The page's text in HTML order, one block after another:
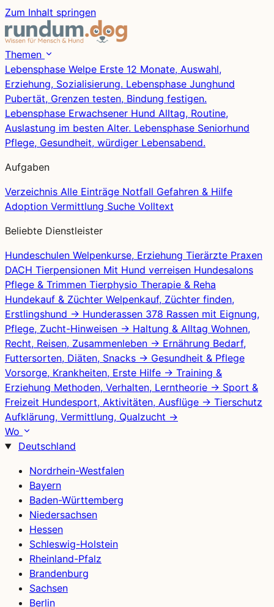
Zum Inhalt springen
Themen
Lebensphase Welpe Erste 12 Monate, Auswahl,
Erziehung, Sozialisierung. Lebensphase Junghund
Pubertät, Grenzen testen, Bindung festigen.
Lebensphase Erwachsener Hund Alltag, Routine,
Auslastung im besten Alter. Lebensphase Seniorhund
Pflege, Gesundheit, würdiger Lebensabend.
Aufgaben
Verzeichnis Alle Einträge Notfall Gefahren & Hilfe
Adoption Vermittlung Suche Volltext
Beliebte Dienstleister
Hundeschulen Welpenkurse, Erziehung Tierärzte Praxen
DACH Tierpensionen Mit Hund verreisen Hundesalons
Pflege & Trimmen Tierphysio Therapie & Reha
Hundekauf & Züchter Welpenkauf, Züchter finden,
Erstlingshund → Hunderassen 378 Rassen mit Eignung,
Pflege, Zucht-Hinweisen → Haltung & Alltag Wohnen,
Recht, Reisen, Zusammenleben → Ernährung Bedarf,
Futtersorten, Diäten, Snacks → Gesundheit & Pflege
Vorsorge, Krankheiten, Erste Hilfe → Training &
Erziehung Methoden, Verhalten, Lerntheorie → Sport &
Freizeit Hundesport, Aktivitäten, Ausflüge → Tierschutz
Aufklärung, Vermittlung, Qualzucht →
Wo
Deutschland
Nordrhein-Westfalen
Bayern
Baden-Württemberg
Niedersachsen
Hessen
Schleswig-Holstein
Rheinland-Pfalz
Brandenburg
Sachsen
Berlin